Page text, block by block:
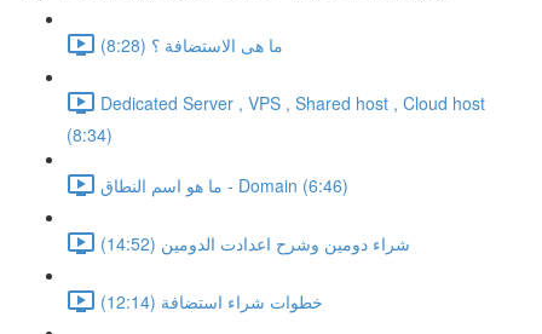
ما هى الاستضافة ؟ (8:28)
Dedicated Server , VPS , Shared host , Cloud host
(8:34)
ما هو اسم النطاق - Domain (6:46)
شراء دومين وشرح اعدادت الدومين (14:52)
خطوات شراء استضافة (12:14)